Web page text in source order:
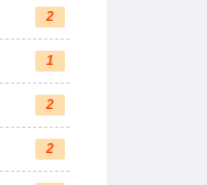
2
1
2
2